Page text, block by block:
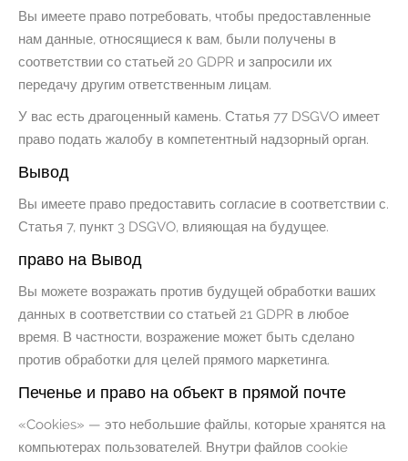
Вы имеете право потребовать, чтобы предоставленные
нам данные, относящиеся к вам, были получены в
соответствии со статьей 20 GDPR и запросили их
передачу другим ответственным лицам.
У вас есть драгоценный камень. Статья 77 DSGVO имеет
право подать жалобу в компетентный надзорный орган.
Вывод
Вы имеете право предоставить согласие в соответствии с.
Статья 7, пункт 3 DSGVO, влияющая на будущее.
право на Вывод
Вы можете возражать против будущей обработки ваших
данных в соответствии со статьей 21 GDPR в любое
время. В частности, возражение может быть сделано
против обработки для целей прямого маркетинга.
Печенье и право на объект в прямой почте
«Cookies» — это небольшие файлы, которые хранятся на
компьютерах пользователей. Внутри файлов cookie